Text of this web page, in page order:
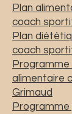
Plan
coach
Plan
coach
alimentaire
Grimaud